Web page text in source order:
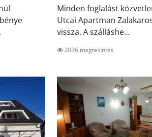
Minden foglalást
Utcai Apartman
vissza. A szálláshe...
2036 megtekintés